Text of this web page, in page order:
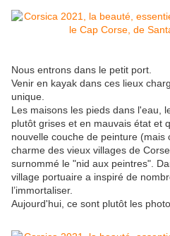
Nous entrons dans le petit port.
Venir en kayak dans ces lieux
unique.
Les maisons les pieds dans l'eau,
plutôt grises et en mauvais état et
nouvelle couche de peinture (mais
charme des vieux villages de
surnommé le "nid aux peintres".
village portuaire a inspiré de
l’immortaliser.
Aujourd'hui, ce sont plutôt les